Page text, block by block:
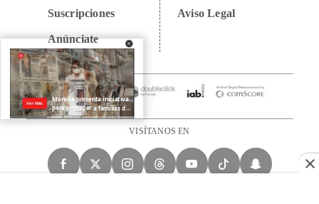
Suscripciones
Anúnciate
Aviso Legal
VISÍTANOS EN